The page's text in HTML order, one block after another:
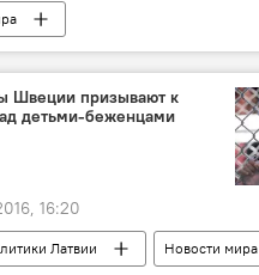
Швеции призывают к
детьми-беженцами
16:20
Латвии
Новости мира